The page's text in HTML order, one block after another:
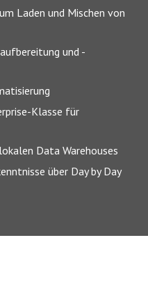
Laden und Mischen von
und -
Klasse für
Data Warehouses
über Day by Day